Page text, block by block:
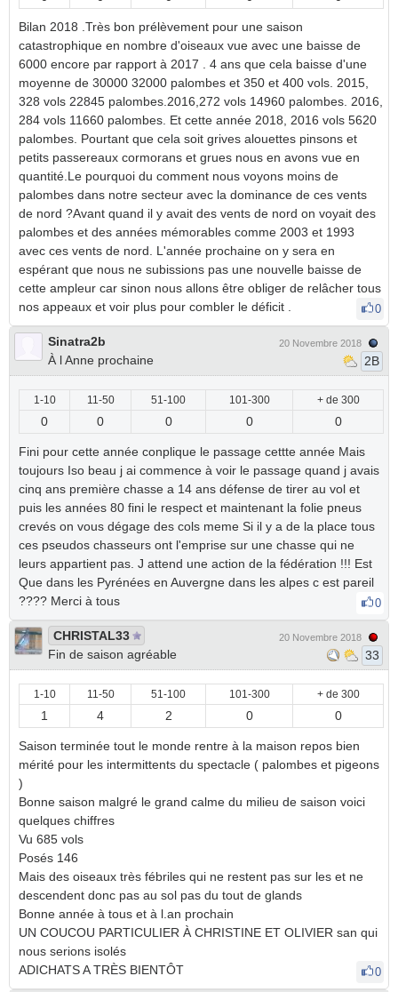
Bilan 2018 .Très bon prélèvement pour une saison
catastrophique en nombre d'oiseaux vue avec une baisse de
6000 encore par rapport à 2017 . 4 ans que cela baisse d'une
moyenne de 30000 32000 palombes et 350 et 400 vols. 2015,
328 vols 22845 palombes.2016,272 vols 14960 palombes. 2016,
284 vols 11660 palombes. Et cette année 2018, 2016 vols 5620
palombes. Pourtant que cela soit grives alouettes pinsons et
petits passereaux cormorans et grues nous en avons vue en
quantité.Le pourquoi du comment nous voyons moins de
palombes dans notre secteur avec la dominance de ces vents
de nord ?Avant quand il y avait des vents de nord on voyait des
palombes et des années mémorables comme 2003 et 1993
avec ces vents de nord. L'année prochaine on y sera en
espérant que nous ne subissions pas une nouvelle baisse de
cette ampleur car sinon nous allons être obliger de relâcher tous
nos appeaux et voir plus pour combler le déficit .
0
Sinatra2b
À l Anne prochaine
20 Novembre 2018
2B
1-10 11-50 51-100 101-300 + de 300
0 0 0 0 0
Fini pour cette année conplique le passage cettte année Mais
toujours Iso beau j ai commence à voir le passage quand j avais
cinq ans première chasse a 14 ans défense de tirer au vol et
puis les années 80 fini le respect et maintenant la folie pneus
crevés on vous dégage des cols meme Si il y a de la place tous
ces pseudos chasseurs ont l'emprise sur une chasse qui ne
leurs appartient pas. J attend une action de la fédération !!! Est
Que dans les Pyrénées en Auvergne dans les alpes c est pareil
???? Merci à tous
0
CHRISTAL33
Fin de saison agréable
20 Novembre 2018
33
1-10 11-50 51-100 101-300 + de 300
1 4 2 0 0
Saison terminée tout le monde rentre à la maison repos bien
mérité pour les intermittents du spectacle ( palombes et pigeons
)
Bonne saison malgré le grand calme du milieu de saison voici
quelques chiffres
Vu 685 vols
Posés 146
Mais des oiseaux très fébriles qui ne restent pas sur les et ne
descendent donc pas au sol pas du tout de glands
Bonne année à tous et à l.an prochain
UN COUCOU PARTICULIER À CHRISTINE ET OLIVIER san qui
nous serions isolés
ADICHATS A TRÈS BIENTÔT
0